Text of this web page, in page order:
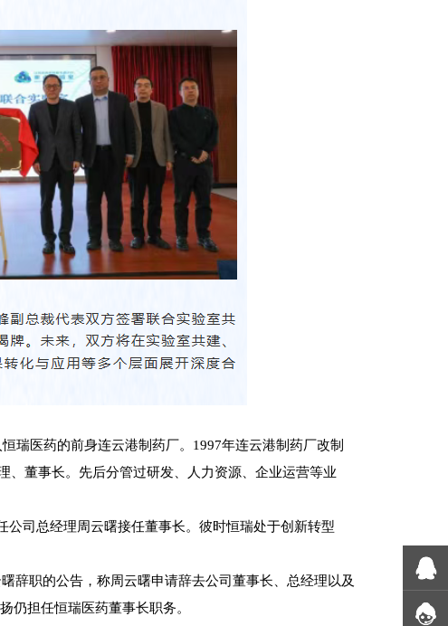
瑞医药的前身连云港制药厂。1997年连云港制药厂改制
、董事长。先后分管过研发、人力资源、企业运营等业
司总经理周云曙接任董事长。 彼时恒瑞处于创新转型
辞职的公告，称周云曙申请辞去公司董事长、总经理以及
仍担任恒瑞医药董事长职务。